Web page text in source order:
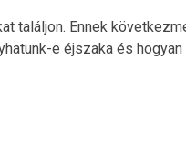
Ennek
e éjszaka és